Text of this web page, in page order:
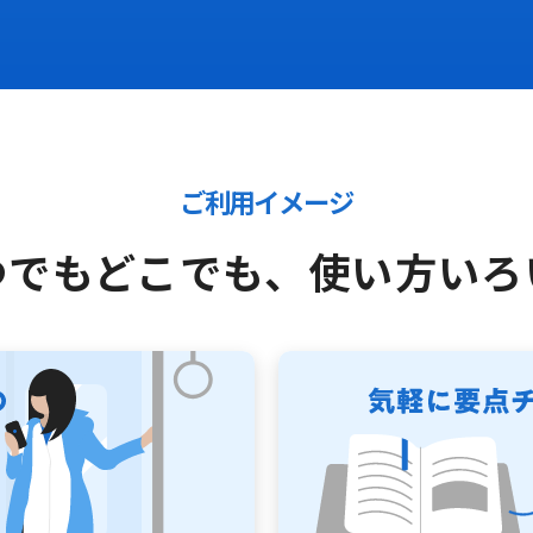
ご利用イメージ
もどこでも、 使い方い